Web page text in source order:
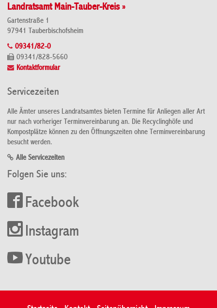
Landratsamt Main-Tauber-Kreis »
Gartenstraße 1
97941 Tauberbischofsheim
09341/82-0
09341/828-5660
Kontaktformular
Servicezeiten
Alle Ämter unseres Landratsamtes bieten Termine für Anliegen aller Art
nur nach vorheriger Terminvereinbarung an. Die Recyclinghöfe und
Kompostplätze können zu den Öffnungszeiten ohne Terminvereinbarung
besucht werden.
Alle Servicezeiten
Folgen Sie uns:
Facebook
Instagram
Youtube